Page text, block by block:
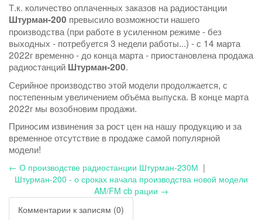
Т.к. количество оплаченных заказов на радиостанции
Штурман-200 превысило возможности нашего
производства (при работе в усиленном режиме - без
выходных - потребуется 3 недели работы...) - с 14 марта
2022г временно - до конца марта - приостановлена продажа
радиостанций Штурман-200.
Серийное производство этой модели продолжается, с
постепенным увеличением объёма выпуска. В конце марта
2022г мы возобновим продажи.
Приносим извинения за рост цен на нашу продукцию и за
временное отсутствие в продаже самой популярной
модели!
← О производстве радиостанции Штурман-230М |
Штурман-200 - о сроках начала производства новой модели
AM/FM cb рации →
Комментарии к записям (0)